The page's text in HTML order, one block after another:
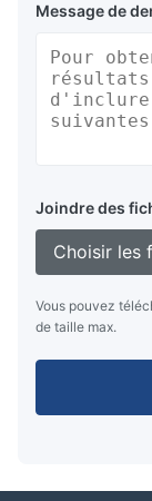
Message de
Joindre des
Choisir les
Vous pouvez
de taille max.